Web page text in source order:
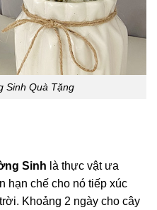
Sinh Quà Tặng
Sinh là thực vật ưa
hạn chế cho nó tiếp xúc
Khoảng 2 ngày cho cây